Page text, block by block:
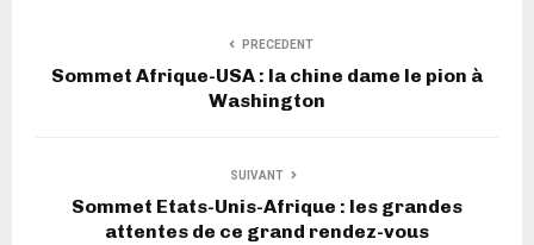
PRECEDENT
Sommet Afrique-USA : la chine dame le pion à
Washington
SUIVANT
Sommet Etats-Unis-Afrique : les grandes
attentes de ce grand rendez-vous